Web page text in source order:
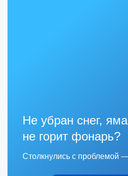
Не убран снег,
не горит фонарь?
Столкнулись с проблемой